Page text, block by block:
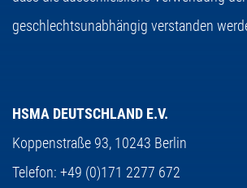
geschlechtsunabhängig verstanden
HSMA DEUTSCHLAND E.V.
Koppenstraße 93, 10243 Berlin
Telefon: +49 (0)171 2277 672